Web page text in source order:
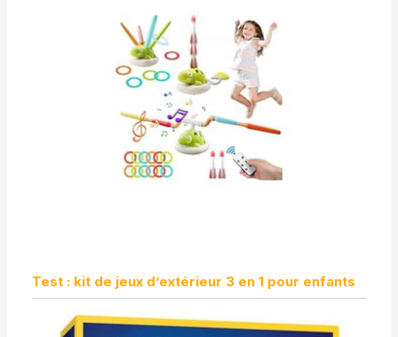
Test : kit de jeux d’extérieur 3 en 1 pour enfants